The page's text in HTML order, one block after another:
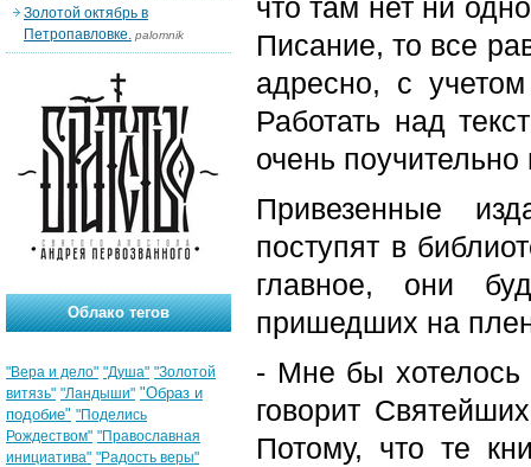
что там нет ни
Писание, то все
адресно, с
Работать над
очень
Привезенные
поступят в
главное, они
пришедших на
- Мне бы хотелось
говорит
Потому, что те
Золотой октябрь в
Петропавловке. palomnik
Облако тегов
"Вера и дело" "Душа" "Золотой
витязь" "Ландыши" "Образ и
подобие" "Поделись
Рождеством" "Православная
инициатива" "Радость веры"